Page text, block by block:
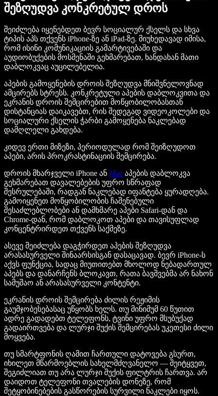
შეზღუდვა კონკრეტულ დროს
შეიძლება იყენებდეთ ბევრ სოციალურ ქსელს და სხვა
ტიპის აპს თქვენს iPhone-ზე ან iPad-ზე. მიუხედავად იმისა,
რომ ისინი კომუნიკაციის გამარტივებაში და
აუდიობუქების მოსმენაში გეხმარებათ, ხანდახან მათი
დაბლოკვაც აუცილებელია.
აპების გამოყენების დროის შეზღუდვა მნიშვნელოვნად
ამცირებს სტრესს. კონკრეტული აპების დაბლოკვითა და
ეკრანის დროის შემცირებით მოწყობილობასთან
დისტანციას დაიკავებთ, რის შედეგად ვიდეოკოლები და
სოციალური ქსელის ჭარბი გამოყენება ნაკლებად
დამღლელი გახდება.
კიდევ ერთი მიზეზი, პერიოდულად რომ შეიზღუდოთ
აპები, არის პროკრასტინაციის შემცირება.
დროის მხარჯველი iPhone ან Mac აპების დაბლოკვა
გეხმარებათ დავალებების უფრო სწრაფად
შესრულებაში, რადგან ნაკლებად იფანტება ყურადღება.
გამოიყენეთ მოწყობილობის ჩაშენებული
შესაძლებლობები ან დამხმარე აპები Safari-დან და
Chrome-დან, რომ დაბლოკოთ აპები და თავისუფლად
კონცენტრირდეთ თქვენს საქმეზე.
ასევე შეიძლება დაგჭირდეთ აპების შეზღუდვა
არასასურველი შინაარსისგან დასაცავად. ბევრ iPhone-ს
აქვს ფუნქცია, სადაც მიუთითებთ მხოლოდ ნებადართულ
აპებს და დანარჩენს ბლოკავთ, რათა ბავშვებმა არ ნახონ
სამუშაო ან არასასურველი კონტენტი.
ეკრანის დროის შემცირება ძილის რეჟიმის
გაუმჯობესებასაც უწყობს ხელს. თუ მინიმუმ 60 წუთით
ადრე გადადებთ ტელეფონს, ტვინი უფრო მსუბუქად
გადაირთვება და ლურჯი შუქის შემცირებას უკეთესი ძილი
მოყვება.
თუ სმარტფონის ღამით ჩართული დატოვება გსურთ,
იხილეთ მწარმოებლის სახელმძღვანელო — შეიტყვეთ,
შეგიძლიათ თუ არა ლურჯი შუქის ფილტრის ჩართვა. არ
დაიდოთ ტელეფონი თვალების დონეზე, რომ
შეტყობინებების გასწორების სურვილი ნაკლები იყოს.